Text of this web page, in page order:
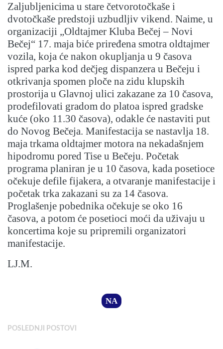
Zaljubljenicima u stare četvorotočkaše i
dvotočkaše predstoji uzbudljiv vikend. Naime, u
organizaciji „Oldtajmer Kluba Bečej – Novi
Bečej“ 17. maja biće priređena smotra oldtajmer
vozila, koja će nakon okupljanja u 9 časova
ispred parka kod dečjeg dispanzera u Bečeju i
otkrivanja spomen ploče na zidu klupskih
prostorija u Glavnoj ulici zakazane za 10 časova,
prodefilovati gradom do platoa ispred gradske
kuće (oko 11.30 časova), odakle će nastaviti put
do Novog Bečeja. Manifestacija se nastavlja 18.
maja trkama oldtajmer motora na nekadašnjem
hipodromu pored Tise u Bečeju. Početak
programa planiran je u 10 časova, kada posetioce
očekuje defile fijakera, a otvaranje manifestacije i
početak trka zakazani su za 14 časova.
Proglašenje pobednika očekuje se oko 16
časova, a potom će posetioci moći da uživaju u
koncertima koje su pripremili organizatori
manifestacije.
LJ.M.
NA
POSLEDNJI POSTOVI